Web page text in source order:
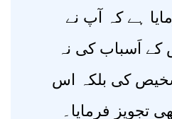
ہے کہ آپ نے
اَسباب کی نہ
کی بلکہ اس
تجویز فرمایا۔